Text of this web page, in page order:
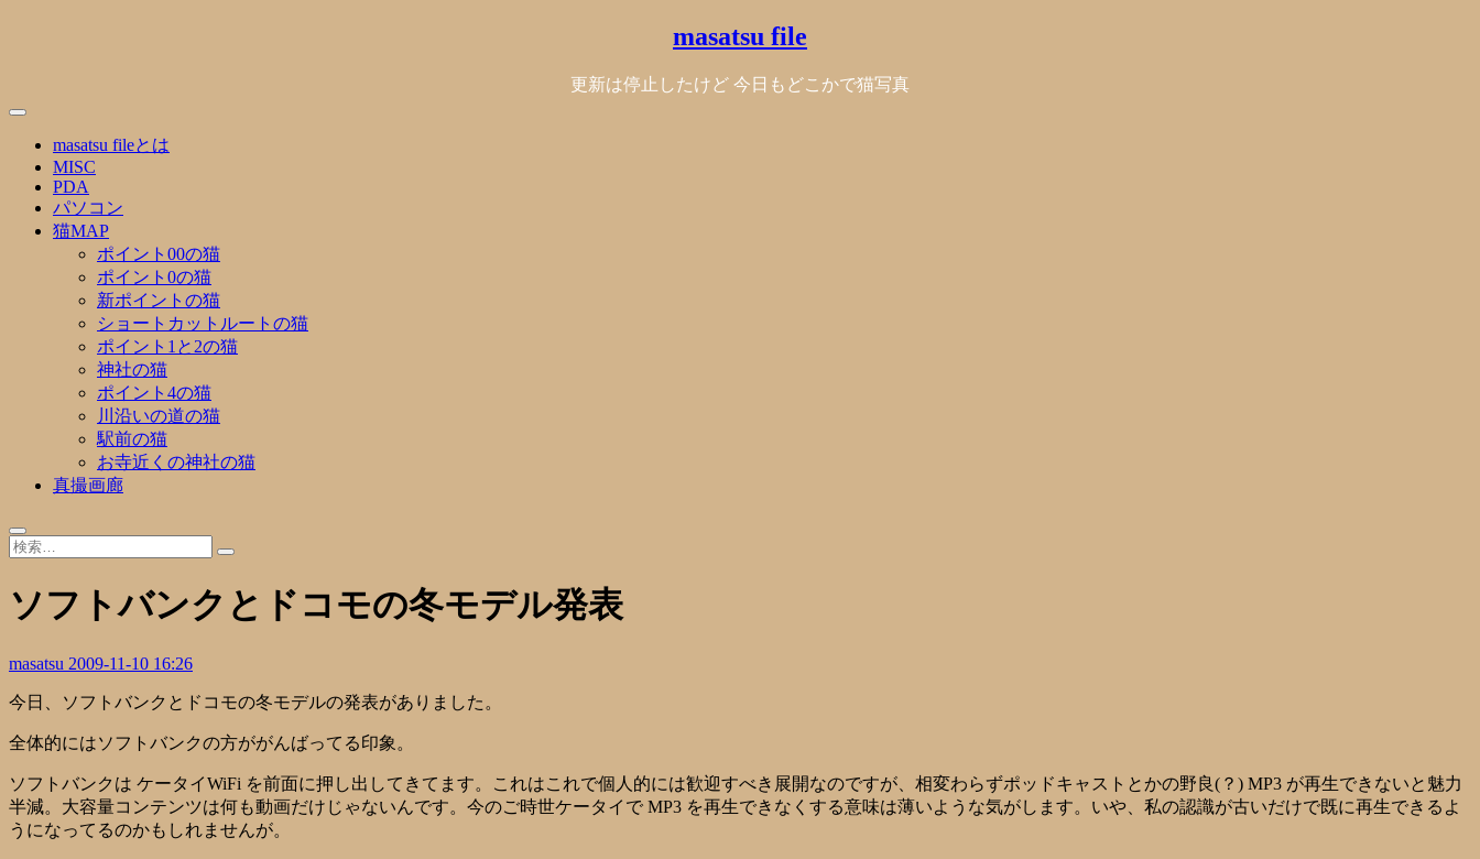
masatsu file
更新は停止したけど 今日もどこかで猫写真
masatsu fileとは
MISC
PDA
パソコン
猫MAP
ポイント00の猫
ポイント0の猫
新ポイントの猫
ショートカットルートの猫
ポイント1と2の猫
神社の猫
ポイント4の猫
川沿いの道の猫
駅前の猫
お寺近くの神社の猫
真撮画廊
ソフトバンクとドコモの冬モデル発表
masatsu 2009-11-10 16:26
今日、ソフトバンクとドコモの冬モデルの発表がありました。
全体的にはソフトバンクの方ががんばってる印象。
ソフトバンクは ケータイWiFi を前面に押し出してきてます。これはこれで個人的には歓迎すべき展開なのですが、相変わらずポッドキャストとかの野良(？) MP3 が再生できないと魅力
半減。大容量コンテンツは何も動画だけじゃないんです。今のご時世ケータイで MP3 を再生できなくする意味は薄いような気がします。いや、私の認識が古いだけで既に再生できるよ
うになってるのかもしれませんが。